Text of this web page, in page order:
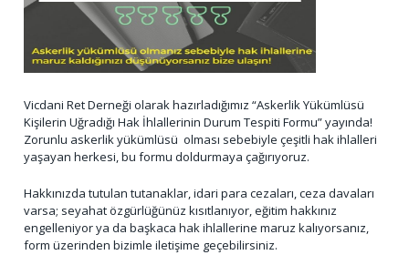
Vicdani Ret Derneği olarak hazırladığımız “Askerlik Yükümlüsü
Kişilerin Uğradığı Hak İhlallerinin Durum Tespiti Formu” yayında!
Zorunlu askerlik yükümlüsü olması sebebiyle çeşitli hak ihlalleri
yaşayan herkesi, bu formu doldurmaya çağırıyoruz.
Hakkınızda tutulan tutanaklar, idari para cezaları, ceza davaları
varsa; seyahat özgürlüğünüz kısıtlanıyor, eğitim hakkınız
engelleniyor ya da başkaca hak ihlallerine maruz kalıyorsanız,
form üzerinden bizimle iletişime geçebilirsiniz.